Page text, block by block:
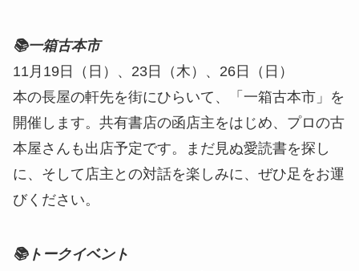
📚一箱古本市
11月19日（日）、23日（木）、26日（日）
本の長屋の軒先を街にひらいて、「一箱古本市」を
開催します。共有書店の函店主をはじめ、プロの古
本屋さんも出店予定です。まだ見ぬ愛読書を探し
に、そして店主との対話を楽しみに、ぜひ足をお運
びください。
📚トークイベント